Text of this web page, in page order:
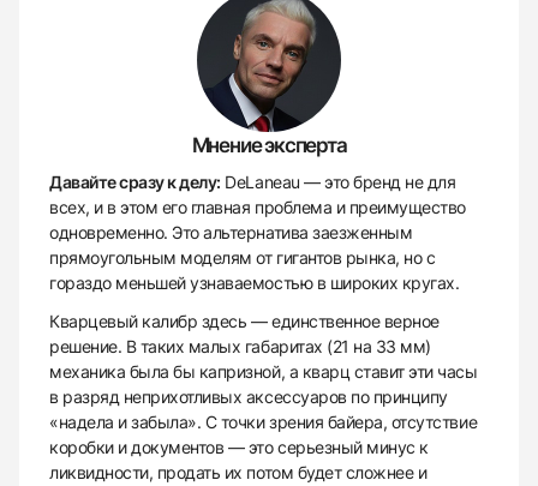
Мнение эксперта
Давайте сразу к делу: DeLaneau — это бренд не для
всех, и в этом его главная проблема и преимущество
одновременно. Это альтернатива заезженным
прямоугольным моделям от гигантов рынка, но с
гораздо меньшей узнаваемостью в широких кругах.
Кварцевый калибр здесь — единственное верное
решение. В таких малых габаритах (21 на 33 мм)
механика была бы капризной, а кварц ставит эти часы
в разряд неприхотливых аксессуаров по принципу
«надела и забыла». С точки зрения байера, отсутствие
коробки и документов — это серьезный минус к
ликвидности, продать их потом будет сложнее и